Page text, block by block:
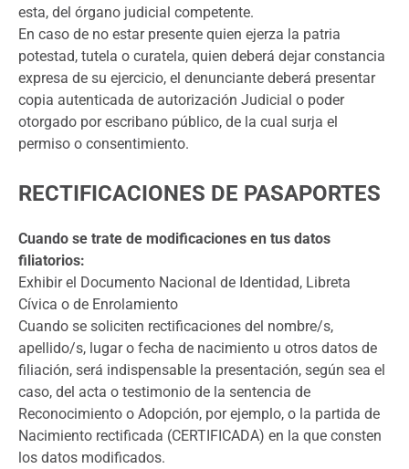
esta, del órgano judicial competente.
En caso de no estar presente quien ejerza la patria
potestad, tutela o curatela, quien deberá dejar constancia
expresa de su ejercicio, el denunciante deberá presentar
copia autenticada de autorización Judicial o poder
otorgado por escribano público, de la cual surja el
permiso o consentimiento.
RECTIFICACIONES DE PASAPORTES
Cuando se trate de modificaciones en tus datos
filiatorios:
Exhibir el Documento Nacional de Identidad, Libreta
Cívica o de Enrolamiento
Cuando se soliciten rectificaciones del nombre/s,
apellido/s, lugar o fecha de nacimiento u otros datos de
filiación, será indispensable la presentación, según sea el
caso, del acta o testimonio de la sentencia de
Reconocimiento o Adopción, por ejemplo, o la partida de
Nacimiento rectificada (CERTIFICADA) en la que consten
los datos modificados.